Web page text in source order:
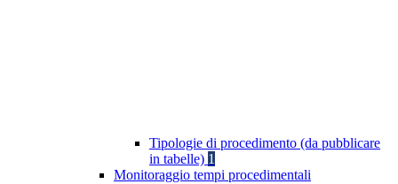
Tipologie di procedimento (da pubblicare
in tabelle) 1
Monitoraggio tempi procedimentali